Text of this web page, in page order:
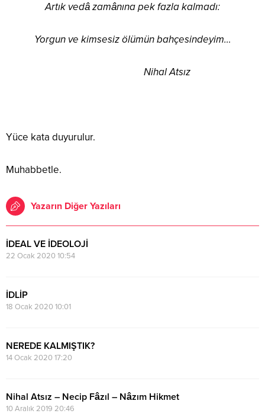
Artık vedâ zamânına pek fazla kalmadı:
Yorgun ve kimsesiz ölümün bahçesindeyim…
Nihal Atsız
Yüce kata duyurulur.
Muhabbetle.
Yazarın Diğer Yazıları
İDEAL VE İDEOLOJİ
22 Ocak 2020 10:54
İDLİP
18 Ocak 2020 10:01
NEREDE KALMIŞTIK?
14 Ocak 2020 17:20
Nihal Atsız – Necip Fâzıl – Nâzım Hikmet
10 Aralık 2019 20:46